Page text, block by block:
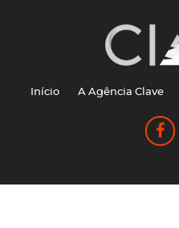
Início A Agência Clave